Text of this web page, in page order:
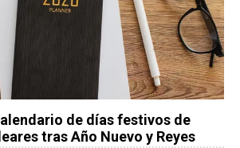
de días festivos de
tras Año Nuevo y Reyes